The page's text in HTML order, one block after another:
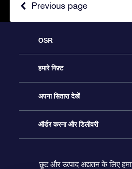
Previous page
OSR
ग्राहक सेवा
हमसे संपर्क करें
ब्लॉग
हमारे गिफ़्ट
ऑनलाइन स्टार गिफ़्ट
OSR गिफ़्ट पैक
अपना सितारा देखें
स्टार रजिस्टर
ऑर्डर करना और डिलीवरी
छूट और उत्पाद अद्यतन के लिए